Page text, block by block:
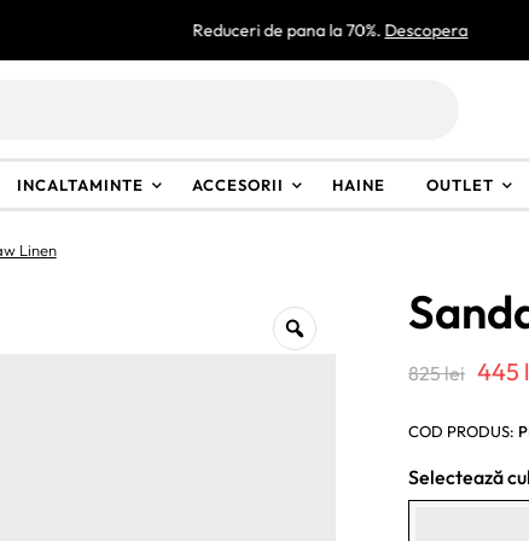
Reduceri de pana la 70%.Descopera
INCALTAMINTE ACCESORII HAINE OUTLET
Linen
825lei 445
COD PRODUS:
Selectează